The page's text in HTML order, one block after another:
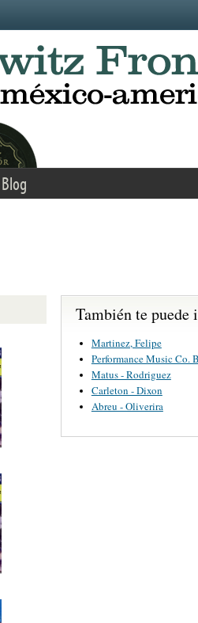
Blog
También te puede
Martinez, Felipe
Performance Music Co.
Matus - Rodriguez
Carleton - Dixon
Abreu - Oliverira